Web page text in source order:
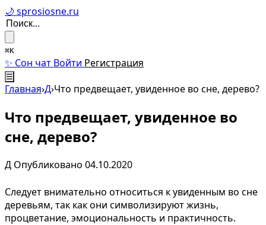
🌙 sprosiosne.ru
⌘K
✨ Сон чат Войти Регистрация
☰
Главная›Д›Что предвещает, увиденное во сне, дерево?
Что предвещает, увиденное во
сне, дерево?
Д Опубликовано 04.10.2020
Следует внимательно относиться к увиденным во сне
деревьям, так как они символизируют жизнь,
процветание, эмоциональность и практичность.